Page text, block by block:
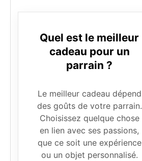
Quel est le meilleur
cadeau pour un
parrain ?
Le meilleur cadeau dépend
des goûts de votre parrain.
Choisissez quelque chose
en lien avec ses passions,
que ce soit une expérience
ou un objet personnalisé.